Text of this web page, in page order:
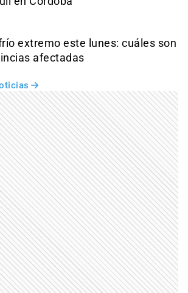
extremo este lunes: cuáles son
afectadas